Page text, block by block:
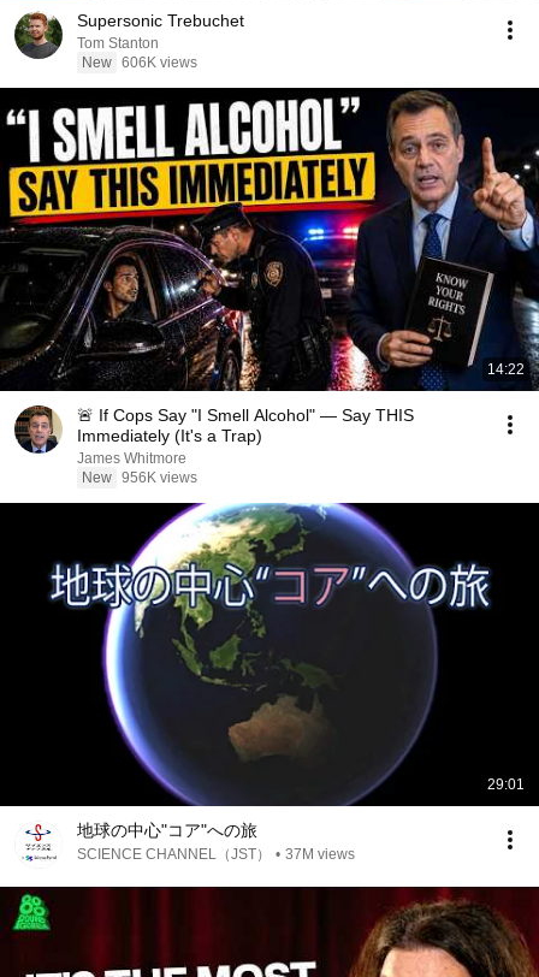
Supersonic Trebuchet
Tom Stanton
New 606K views
14:22
🚨 If Cops Say "I Smell Alcohol" — Say THIS
Immediately (It's a Trap)
James Whitmore
New 956K views
29:01
地球の中心"コア"への旅
SCIENCE CHANNEL（JST） • 37M views